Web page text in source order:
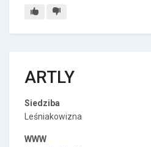
ARTLY
Siedziba
Leśniakowizna
WWW